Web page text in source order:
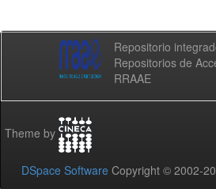
Repositorio
Repositorios de
RRAAE
Theme by
DSpace Software Copyright © 2002-